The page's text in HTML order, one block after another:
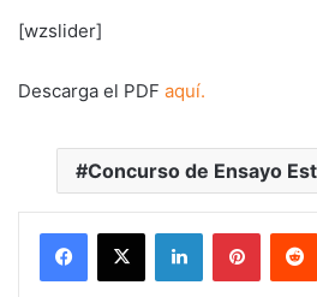
[wzslider]
Descarga el PDF aquí.
Concurso de Ensayo
LinkedInPinterest